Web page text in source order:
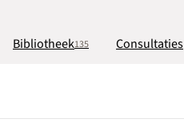
Bibliotheek135 Consultaties